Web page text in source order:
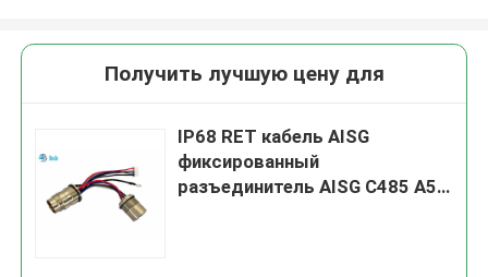
Получить лучшую цену для
IP68 RET кабель AISG
фиксированный
разъединитель AISG C485 A5